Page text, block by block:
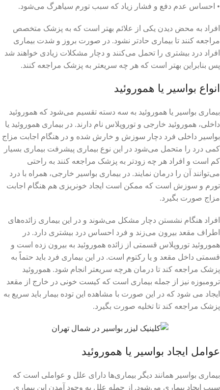
• احساس عدم دفع و فشار زیاد که سبب تورم سیاهرگ می‌شود.
افراد به محض دیدن یکی از علائم بهتر است که به پزشک متخصص
مراجعه کنند تا بیماری حادتر نشود. در صورت بروز و شدت بیماری
افراد درد بیشتری را تحمل می‌کنند و دچار مشکلات زیادی خواهند شد
پس بنابراین بهتر است که هر چه سریعتر به پزشک مراجعه کنند.
انواع بواسیر یا هموروئید
بیماری بواسیر یا هموروئید به سه دسته تقسیم می‌شود که هموروئید
داخلی، هموروئید خارجی و توروپلاس نام دارند. در بیماری هموروئید یا
بواسیر داخلی فرد دچار سوزش و خارش شده و در هنگام اجابت مزاج
کمی درد را متحمل می‌شود در این نوع بیماری پیشرفت بیماری بسیار
کم است و افراد هر چه زودتر به پزشک مراجعه کنند به راحتی
می‌توانند آن را درمان نمایند. در بیماری بواسیر خارجی، همراه با درد
تورم و سوزش است که ممکن است ایجاد خونریزی هم هنگام اجابت
مزاج صورت بگیرد.
افراد هنگام نشستن دچار مشکل می‌شوند و در این بیماری زائده‌های
اطراف مقعد بیرون می‌زند و فرد احساس درد بیشتری دارد. در
هموروئید توروپلاس قسمتی از زائده هموروئید به بیرون زده است و
قسمتی داخل مقعد و یا رکتوم است. در این بیماری فرد باید حتماً به
پزشک مراجعه کند تا درمان هرچه سریعتر انجام شود. هموروئید
ترومبوزه نیز از جمله بیماری است که کیست خونی در خارج از مقعد
ایجاد می شود که در این صورت با مشاهده این توده بیمار باید سریع به
پزشک مراجعه کند تا تخلیه صورت بگیرد.
عوامل ایجاد بواسیر یا هموروئید
بیماری بواسیر همانند دیگر بیماری‌ها دارای علل و عواملی است که
سبب ایجاد بیماری می‌شود. از جمله علل به وجود آمدن این بیماری